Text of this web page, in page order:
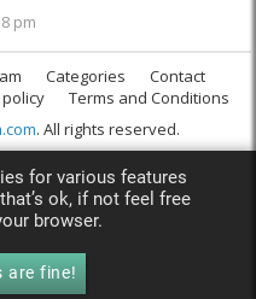
pm
Categories
Contact
Terms and Conditions
. All rights reserved.
for various features
ok, if not feel free
browser.
are fine!